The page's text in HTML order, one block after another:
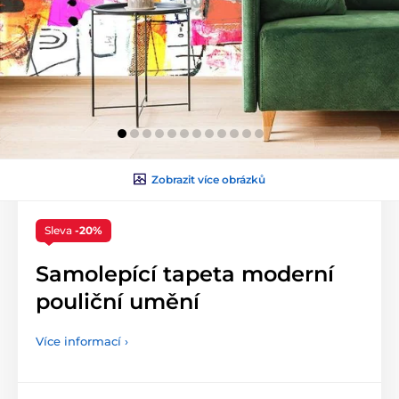
Zobrazit více obrázků
Sleva -20%
Samolepící tapeta moderní
pouliční umění
Více informací ›